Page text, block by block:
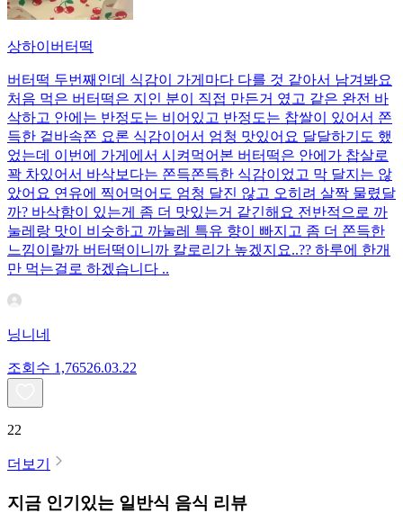
상하이버터떡
버터떡 두번째인데 식감이 가게마다 다를 것 같아서 남겨봐요
처음 먹은 버터떡은 지인 분이 직접 만든거 였고 같은 완전 바
삭하고 안에는 반정도는 비어있고 반정도는 찹쌀이 있어서 쫀
득한 겉바속쫀 요론 식감이어서 엄청 맛있어요 달달하기도 했
었는데 이번에 가게에서 시켜먹어본 버터떡은 안에가 찹살로
꽉 차있어서 바삭보다는 쫀득쫀득한 식감이었고 막 달지는 않
았어요 연유에 찍어먹어도 엄청 달진 않고 오히려 살짝 물렸달
까? 바삭함이 있는게 좀 더 맛있는거 같긴해요 전반적으로 까
눌레랑 맛이 비슷하고 까눌레 특유 향이 빠지고 좀 더 쫀득한
느낌이랄까 버터떡이니까 칼로리가 높겠지요..?? 하루에 한개
만 먹는걸로 하겠습니다 ..
닝니네
조회수 1,76526.03.22
22
더보기
지금 인기있는 일반식 음식 리뷰